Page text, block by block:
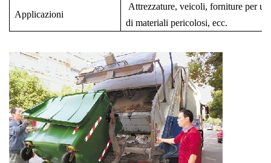
Applicazioni
Attrezzature, veicoli, forniture per
di materiali pericolosi, ecc.